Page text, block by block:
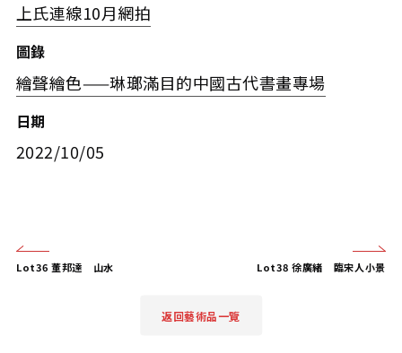
上氏連線10月網拍
圖錄
繪聲繪色——琳瑯滿目的中國古代書畫專場
日期
2022/10/05
Lot36 董邦達 山水 Lot38 徐廣緒 臨宋人小景
返回藝術品一覽